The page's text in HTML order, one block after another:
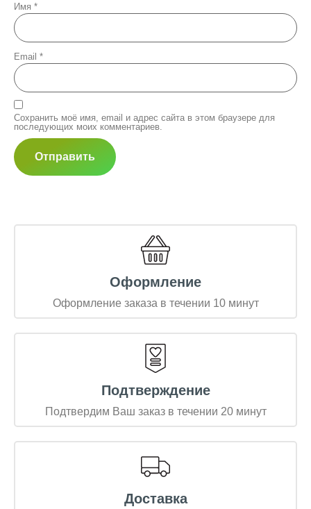
Имя *
Email *
Сохранить моё имя, email и адрес сайта в этом браузере для
последующих моих комментариев.
Оформление
Оформление заказа в течении 10 минут
Подтверждение
Подтвердим Ваш заказ в течении 20 минут
Доставка